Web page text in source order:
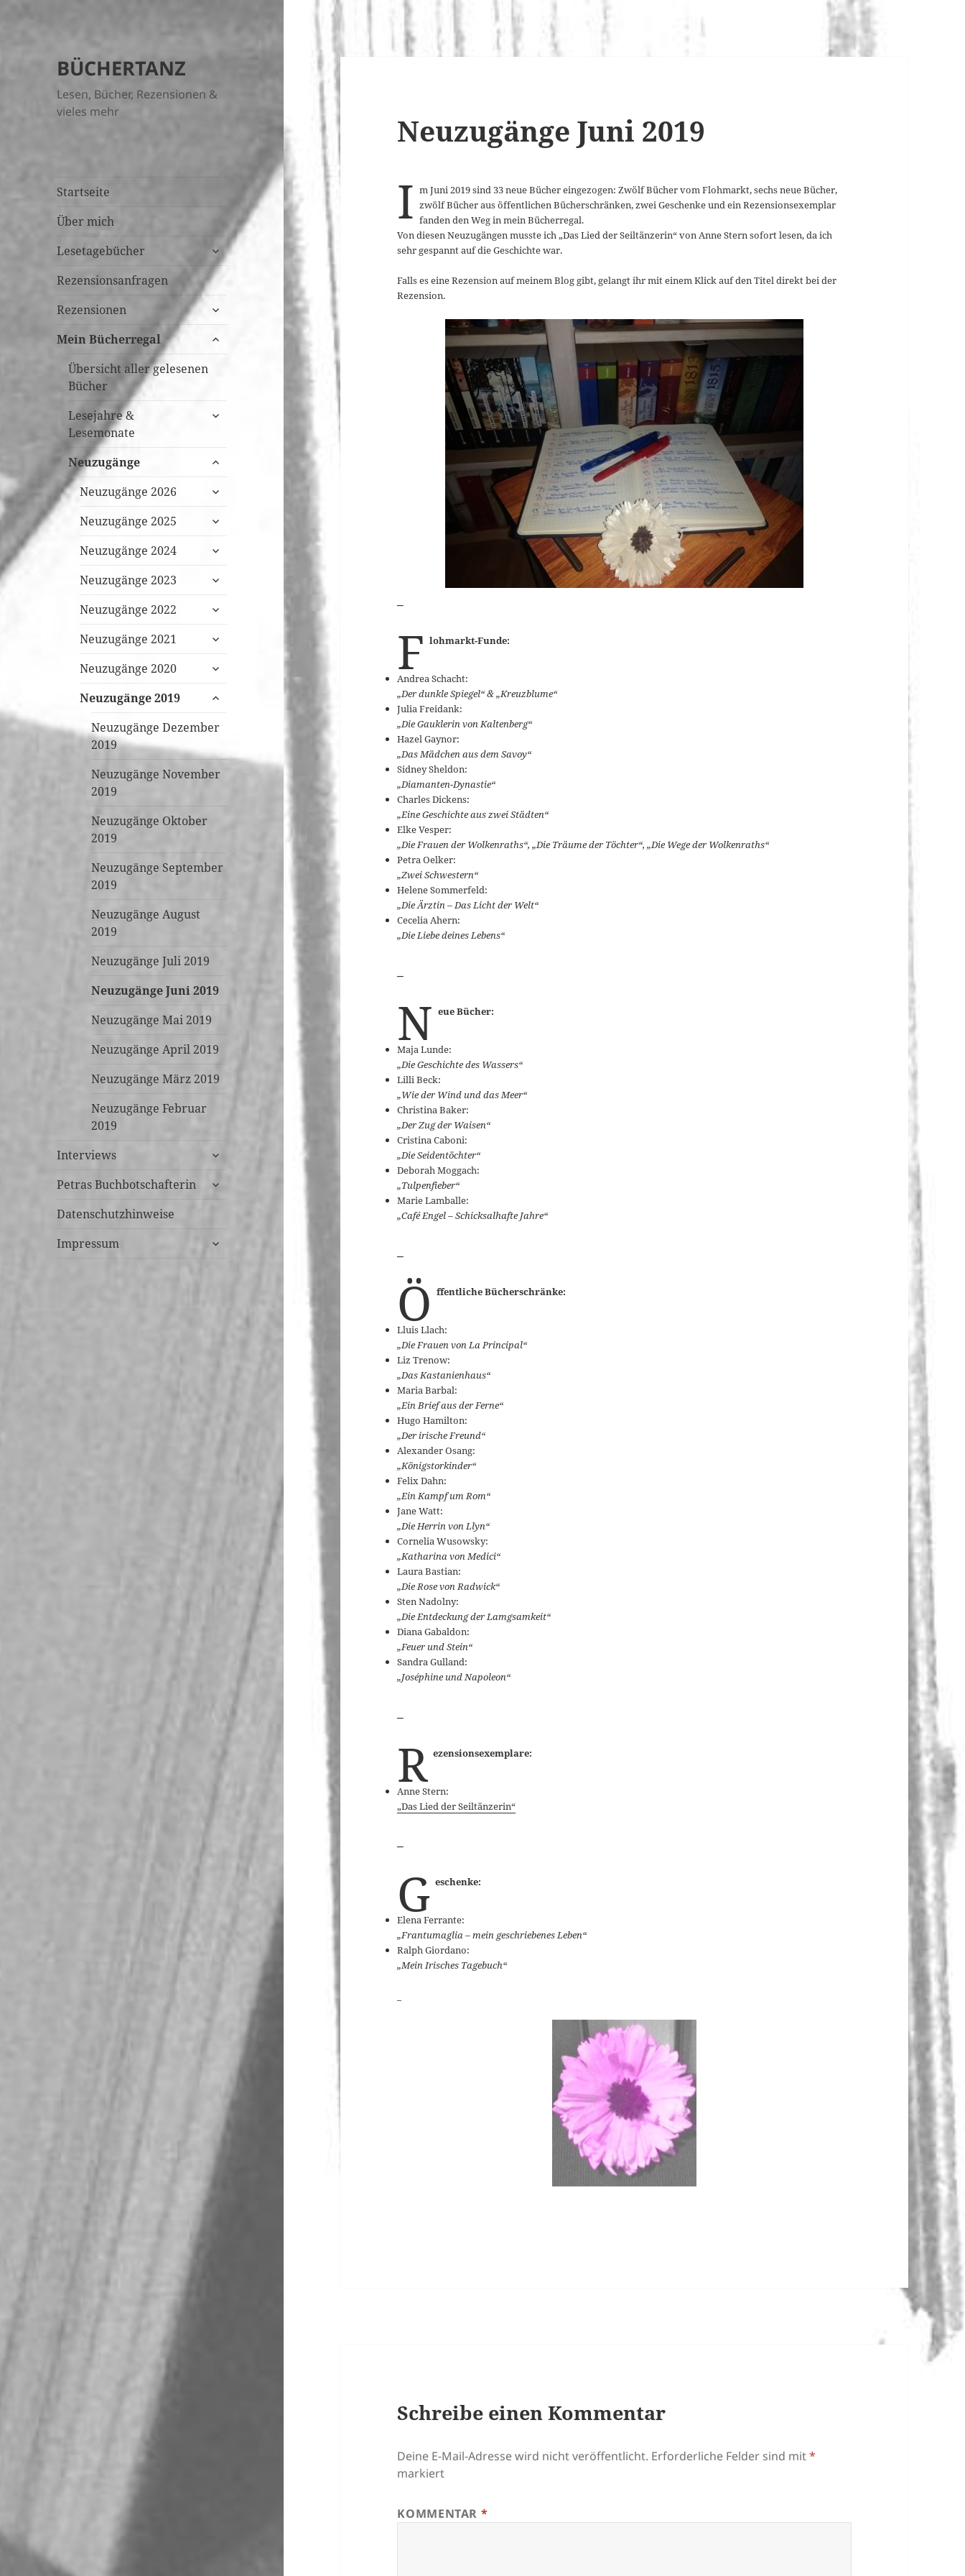
BÜCHERTANZ
Lesen, Bücher, Rezensionen &
vieles mehr
Startseite
Über mich
Lesetagebücher
untermenü
öffnen
Rezensionsanfragen
Rezensionen
untermenü
öffnen
Mein Bücherregal
untermenü
öffnen
Übersicht aller gelesenen
Bücher
Lesejahre &
Lesemonate
untermenü
Neuzugänge
untermenü
Neuzugänge 2026
untermenü
öffnen
Neuzugänge 2025
untermenü
Neuzugänge 2024
untermenü
Neuzugänge 2023
untermenü
Neuzugänge 2022
untermenü
Neuzugänge 2021
untermenü
Neuzugänge 2020
untermenü
Neuzugänge 2019
untermenü
Neuzugänge Dezember
2019
Neuzugänge November
2019
Neuzugänge Oktober
2019
Neuzugänge September
2019
Neuzugänge August
2019
Neuzugänge Juli 2019
Neuzugänge Juni 2019
Neuzugänge Mai 2019
Neuzugänge April 2019
Neuzugänge März 2019
Neuzugänge Februar
2019
Interviews
untermenü
Petras Buchbotschafterin
untermenü
öffnen
Datenschutzhinweise
Impressum
untermenü
Neuzugänge Juni 2019
I m Juni 2019 sind 33 neue Bücher eingezogen: Zwölf Bücher vom Flohmarkt, sechs neue Bücher,
zwölf Bücher aus öffentlichen Bücherschränken, zwei Geschenke und ein Rezensionsexemplar
fanden den Weg in mein Bücherregal.
Von diesen Neuzugängen musste ich „Das Lied der Seiltänzerin“ von Anne Stern sofort lesen, da ich
sehr gespannt auf die Geschichte war.
Falls es eine Rezension auf meinem Blog gibt, gelangt ihr mit einem Klick auf den Titel direkt bei der
Rezension.
F lohmarkt-Funde:
Andrea Schacht:
„Der dunkle Spiegel“ & „Kreuzblume“
Julia Freidank:
„Die Gauklerin von Kaltenberg“
Hazel Gaynor:
„Das Mädchen aus dem Savoy“
Sidney Sheldon:
„Diamanten-Dynastie“
Charles Dickens:
„Eine Geschichte aus zwei Städten“
Elke Vesper:
„Die Frauen der Wolkenraths“, „Die Träume der Töchter“, „Die Wege der Wolkenraths“
Petra Oelker:
„Zwei Schwestern“
Helene Sommerfeld:
„Die Ärztin – Das Licht der Welt“
Cecelia Ahern:
„Die Liebe deines Lebens“
N eue Bücher:
Maja Lunde:
„Die Geschichte des Wassers“
Lilli Beck:
„Wie der Wind und das Meer“
Christina Baker:
„Der Zug der Waisen“
Cristina Caboni:
„Die Seidentöchter“
Deborah Moggach:
„Tulpenfieber“
Marie Lamballe:
„Café Engel – Schicksalhafte Jahre“
Ö ffentliche Bücherschränke:
Lluis Llach:
„Die Frauen von La Principal“
Liz Trenow:
„Das Kastanienhaus“
Maria Barbal:
„Ein Brief aus der Ferne“
Hugo Hamilton:
„Der irische Freund“
Alexander Osang:
„Königstorkinder“
Felix Dahn:
„Ein Kampf um Rom“
Jane Watt:
„Die Herrin von Llyn“
Cornelia Wusowsky:
„Katharina von Medici“
Laura Bastian:
„Die Rose von Radwick“
Sten Nadolny:
„Die Entdeckung der Lamgsamkeit“
Diana Gabaldon:
„Feuer und Stein“
Sandra Gulland:
„Joséphine und Napoleon“
R ezensionsexemplare:
Anne Stern:
„Das Lied der Seiltänzerin“
G eschenke:
Elena Ferrante:
„Frantumaglia – mein geschriebenes Leben“
Ralph Giordano:
„Mein Irisches Tagebuch“
Schreibe einen Kommentar
Deine E-Mail-Adresse wird nicht veröffentlicht. Erforderliche Felder sind mit*
markiert
KOMMENTAR *